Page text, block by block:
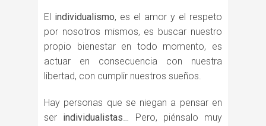
El individualismo, es el amor y el respeto
por nosotros mismos, es buscar nuestro
propio bienestar en todo momento, es
actuar en consecuencia con nuestra
libertad, con cumplir nuestros sueños.
Hay personas que se niegan a pensar en
ser individualistas… Pero, piénsalo muy